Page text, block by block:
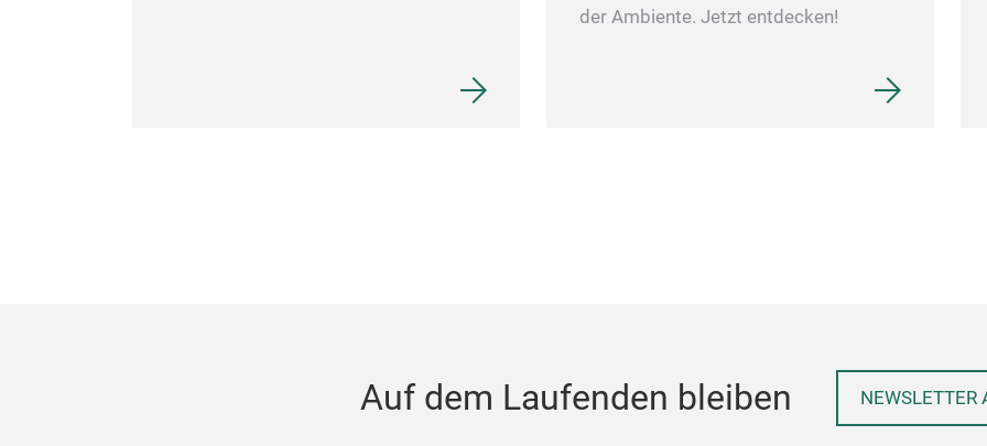
der Ambiente. Jetzt entdecken!
Auf dem Laufenden bleiben NEWSLETTER